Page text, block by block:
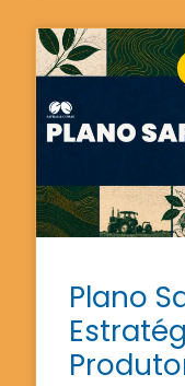
Plano